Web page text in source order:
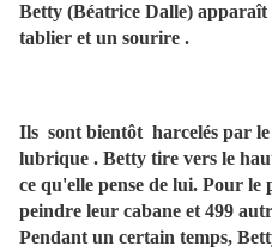
Betty (Béatrice Dalle)
tablier et un sourire .
Ils sont bientôt harcelés par
lubrique . Betty tire vers le
ce qu'elle pense de lui. Pour
peindre leur cabane et 499
Pendant un certain temps,